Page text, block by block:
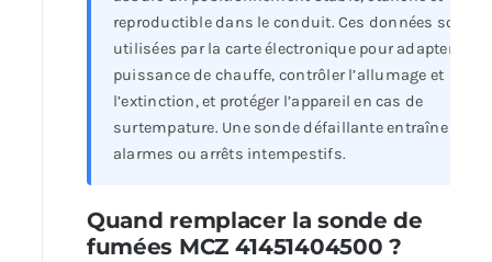
reproductible dans le conduit. Ces données sont
utilisées par la carte électronique pour adapter la
puissance de chauffe, contrôler l’allumage et
l’extinction, et protéger l’appareil en cas de
surtempature. Une sonde défaillante entraîne
alarmes ou arrêts intempestifs.
Quand remplacer la sonde de
fumées MCZ 41451404500 ?